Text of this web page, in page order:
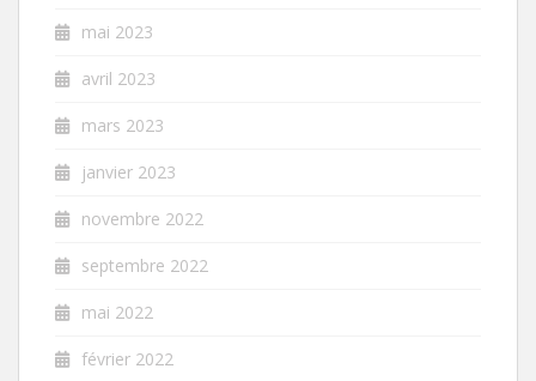
mai 2023
avril 2023
mars 2023
janvier 2023
novembre 2022
septembre 2022
mai 2022
février 2022